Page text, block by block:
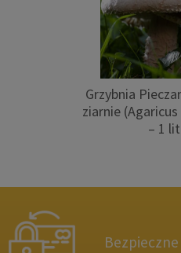
Grzybnia
ziarnie
– 1